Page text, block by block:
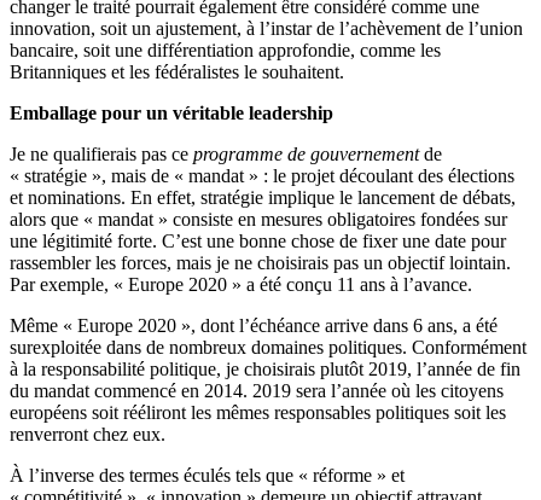
changer le traité pourrait également être considéré comme une
innovation, soit un ajustement, à l’instar de l’achèvement de l’union
bancaire, soit une différentiation approfondie, comme les
Britanniques et les fédéralistes le souhaitent.
Emballage pour un véritable leadership
Je ne qualifierais pas ce programme de gouvernementde
« stratégie », mais de « mandat » : le projet découlant des élections
et nominations. En effet, stratégie implique le lancement de débats,
alors que « mandat » consiste en mesures obligatoires fondées sur
une légitimité forte. C’est une bonne chose de fixer une date pour
rassembler les forces, mais je ne choisirais pas un objectif lointain.
Par exemple, « Europe 2020 » a été conçu 11 ans à l’avance.
Même « Europe 2020 », dont l’échéance arrive dans 6 ans, a été
surexploitée dans de nombreux domaines politiques. Conformément
à la responsabilité politique, je choisirais plutôt 2019, l’année de fin
du mandat commencé en 2014. 2019 sera l’année où les citoyens
européens soit rééliront les mêmes responsables politiques soit les
renverront chez eux.
À l’inverse des termes éculés tels que « réforme » et